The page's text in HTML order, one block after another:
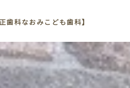
科なおみこども歯科】